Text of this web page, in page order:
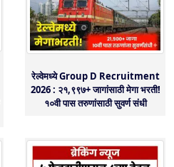
रेल्वेमध्ये Group D Recruitment
2026 : २१,९९७+ जागांसाठी मेगा भरती!
१०वी पास तरुणांसाठी सुवर्ण संधी